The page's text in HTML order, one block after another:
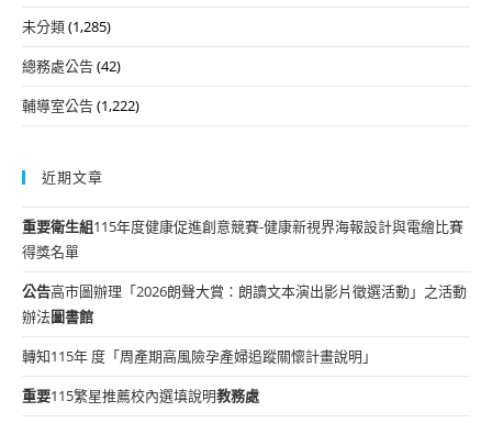
未分類(1,285)
總務處公告(42)
輔導室公告(1,222)
近期文章
重要衛生組115年度健康促進創意競賽-健康新視界海報設計與電繪比賽
得獎名單
公告高市圖辦理「2026朗聲大賞：朗讀文本演出影片徵選活動」之活動
辦法圖書館
轉知115年 度「周產期高風險孕產婦追蹤關懷計畫說明」
重要115繁星推薦校內選填說明教務處